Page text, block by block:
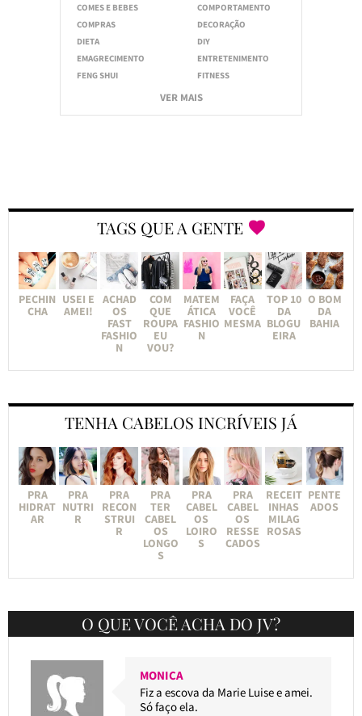
COMES E BEBES
COMPORTAMENTO
COMPRAS
DECORAÇÃO
DIETA
DIY
EMAGRECIMENTO
ENTRETENIMENTO
FENG SHUI
FITNESS
VER MAIS
TAGS QUE A GENTE
PECHIN
CHA
USEI E
AMEI!
ACHAD
OS
FAST
FASHIO
N
COM
QUE
ROUPA
EU
VOU?
MATEM
ÁTICA
FASHIO
N
FAÇA
VOCÊ
MESMA
TOP 10
DA
BLOGU
EIRA
O BOM
DA
BAHIA
TENHA CABELOS INCRÍVEIS JÁ
PRA
HIDRAT
AR
PRA
NUTRI
R
PRA
RECON
STRUI
R
PRA
TER
CABEL
OS
LONGO
S
PRA
CABEL
OS
LOIRO
S
PRA
CABEL
OS
RESSE
CADOS
RECEIT
INHAS
MILAG
ROSAS
PENTE
ADOS
O QUE VOCÊ ACHA DO JV?
MONICA
Fiz a escova da Marie Luise e amei.
Só faço ela.